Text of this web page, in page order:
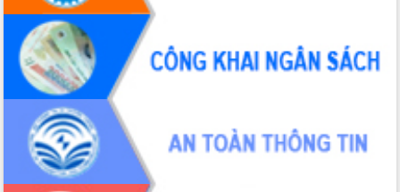
Đắk Lắk ký kết thỏa thuận hợp tác về
chuyển đổi số giai đoạn 2026 – 2030
với Tập đoàn Bưu chính Viễn thông
Việt Nam
Thứ trưởng Bộ Y tế làm việc với tỉnh
Đắk Lắk về phát triển nhân lực y tế
cho trạm y tế cấp xã
Du lịch Đắk Lắk nâng tầm trải nghiệm
du khách thông qua Hệ thống cơ sở dữ
liệu và Bản đồ số